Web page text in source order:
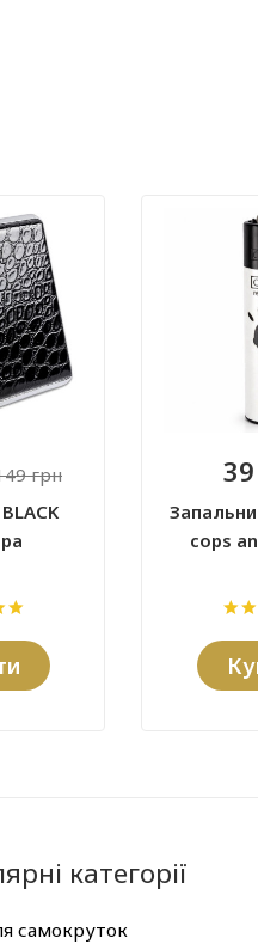
грн
cops
категорії
самокруток